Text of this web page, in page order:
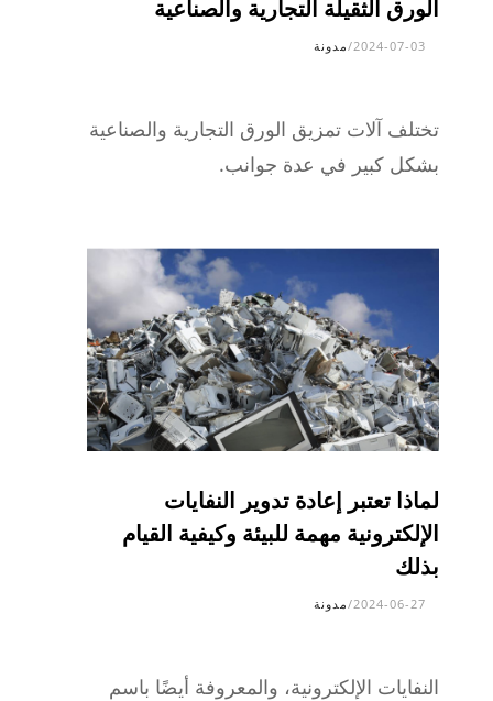
الورق الثقيلة التجارية والصناعية
2024-07-03
/مدونة
تختلف آلات تمزيق الورق التجارية والصناعية
بشكل كبير في عدة جوانب.
لماذا تعتبر إعادة تدوير النفايات
الإلكترونية مهمة للبيئة وكيفية القيام
بذلك
2024-06-27
/مدونة
النفايات الإلكترونية، والمعروفة أيضًا باسم